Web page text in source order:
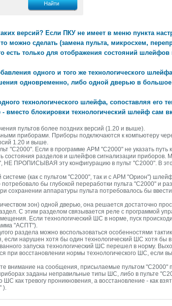
Найти
версий? Если ПКУ не имеет в меню пункта
можно сделать (замена пульта, микросхем,
есть только для отображения состояний шлейфов
одного и того же технологического
одновременно, либо одной дверью в
технологического шлейфа, сопоставляя его
блокировки технологический шлейф сам
пультов более поздних версий (1.20 и выше).
приборами. Приборы подключаются к компьютеру
1.20 и выше.
"С2000". Если в программе АРМ "С2000" не указать путь
состояния разделов и шлейфов сигнализации приборов.
НЕ ПРОПИСЫВАЯ эту конфигурацию в пульт "С2000". В
(как с пультом "С2000", так и с АРМ "Орион")
бы глубокой переработки пульта "С2000" и
аппаратуры пульта потребовалось бы
зон) одной дверью, она решается достаточно
С этим разделом связывается реле с программой
Если технологический ШС в норме, пуск
"АСПТ").
раздела можно воспользоваться особенностями
если нарушен хотя бы один технологический ШС хотя бы
запуска технологический ШС перешел в норму.
при восстановлении нормы технологического ШС, если
внимание на сообщения, присылаемые пультом "С2000"
заданы неправильные типы ШС, либо в пульте
как тревогу проникновения, а восстановление - как
).